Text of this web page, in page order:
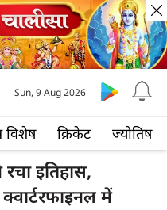
विशेष क्रिकेट ज्योतिष
Sun, 9 Aug 2026
इतिहास,
में